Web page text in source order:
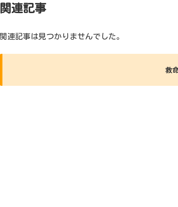
関連記事
関連記事は見つかりませんでした。
救